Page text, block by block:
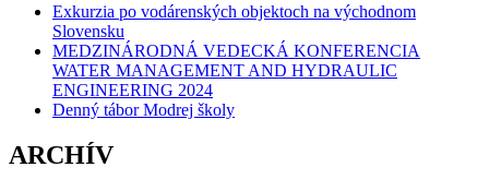
Exkurzia po vodárenských objektoch na východnom
Slovensku
MEDZINÁRODNÁ VEDECKÁ KONFERENCIA
WATER MANAGEMENT AND HYDRAULIC
ENGINEERING 2024
Denný tábor Modrej školy
ARCHÍV